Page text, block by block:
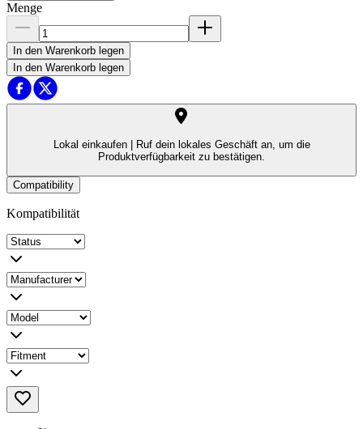
Menge
In den Warenkorb legen
In den Warenkorb legen
Lokal einkaufen |
Ruf dein lokales Geschäft an, um die
Produktverfügbarkeit zu bestätigen.
Compatibility
Kompatibilität